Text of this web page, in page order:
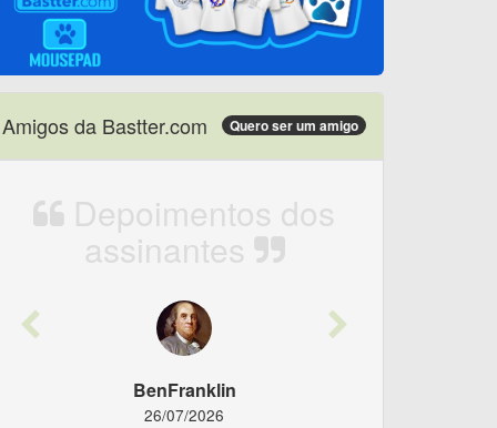
Amigos da Bastter.com Quero ser um amigo
Depoimentos dos
assinantes
Previous
BenFranklin
26/07/2026